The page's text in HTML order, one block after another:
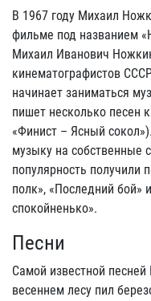
В 1967 году Михаил
фильме под названием
Михаил Иванович
кинематографистов
начинает заниматься
пишет несколько песен
«Финист – Ясный
музыку на собственные
популярность получили
полк», «Последний бой»
спокойненько».
Песни
Самой известной
весеннем лесу пил